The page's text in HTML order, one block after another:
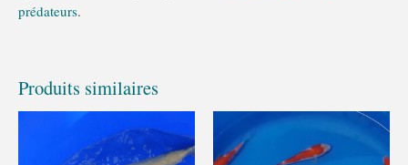
prédateurs.
Produits similaires